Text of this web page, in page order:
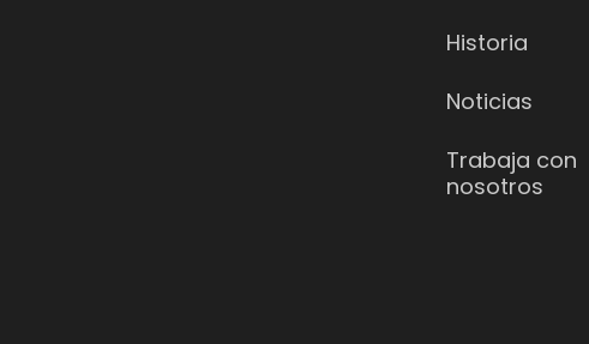
Historia
Noticias
Trabaja con
nosotros